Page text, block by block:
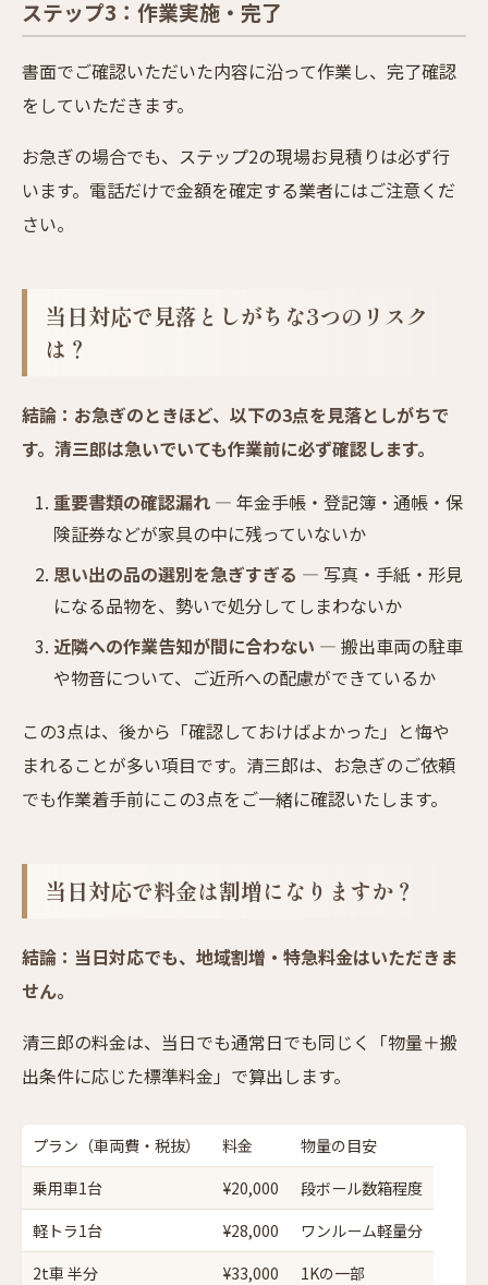
ステップ3：作業実施・完了
書面でご確認いただいた内容に沿って作業し、完了確認
をしていただきます。
お急ぎの場合でも、ステップ2の現場お見積りは必ず行
います。電話だけで金額を確定する業者にはご注意くだ
さい。
当日対応で見落としがちな3つのリスク
は？
結論：お急ぎのときほど、以下の3点を見落としがちで
す。清三郎は急いでいても作業前に必ず確認します。
重要書類の確認漏れ— 年金手帳・登記簿・通帳・保
険証券などが家具の中に残っていないか
思い出の品の選別を急ぎすぎる — 写真・手紙・形見
になる品物を、勢いで処分してしまわないか
近隣への作業告知が間に合わない — 搬出車両の駐車
や物音について、ご近所への配慮ができているか
この3点は、後から「確認しておけばよかった」と悔や
まれることが多い項目です。清三郎は、お急ぎのご依頼
でも作業着手前にこの3点をご一緒に確認いたします。
当日対応で料金は割増になりますか？
結論：当日対応でも、地域割増・特急料金はいただきま
せん。
清三郎の料金は、当日でも通常日でも同じく「物量＋搬
出条件に応じた標準料金」で算出します。
プラン（車両費・税抜） 料金
物量の目安
乗用車1台
¥20,000
段ボール数箱程度
軽トラ1台
¥28,000
ワンルーム軽量分
2t車 半分
¥33,000
1Kの一部